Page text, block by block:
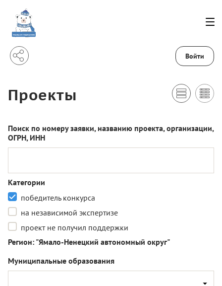
Войти
Проекты
Поиск по номеру заявки, названию проекта, организации,
ОГРН, ИНН
Категории
победитель конкурса
на независимой экспертизе
проект не получил поддержки
Регион: "Ямало-Ненецкий автономный округ"
Муниципальные образования